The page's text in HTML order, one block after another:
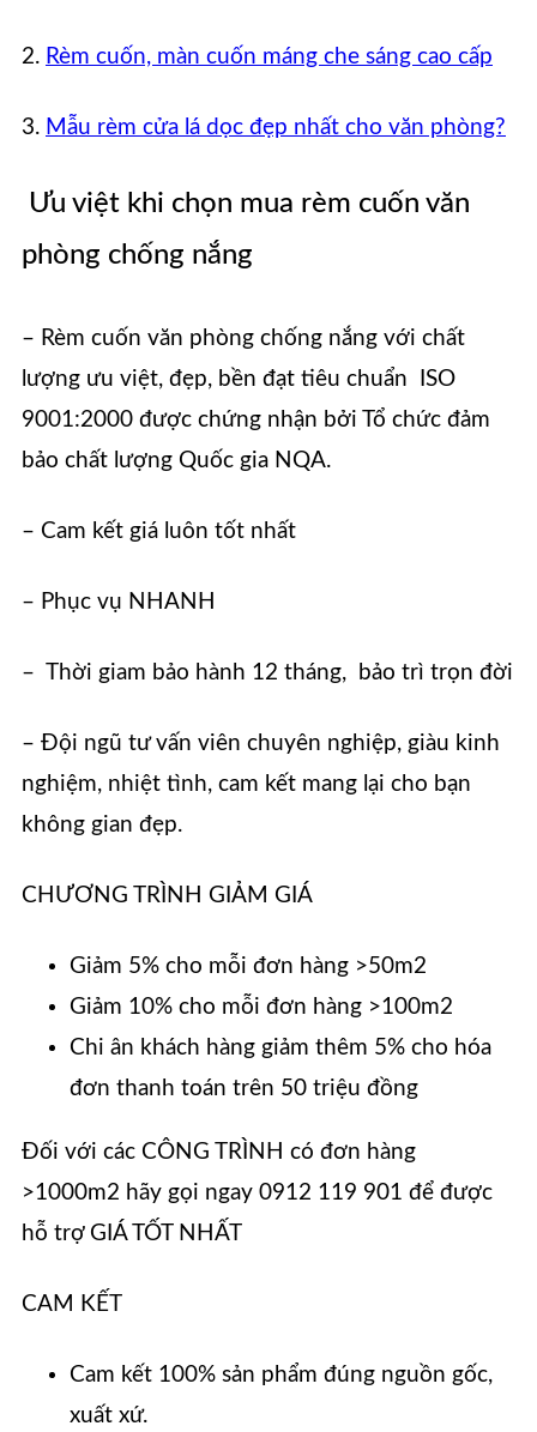
2. Rèm cuốn, màn cuốn máng che sáng cao cấp
3. Mẫu rèm cửa lá dọc đẹp nhất cho văn phòng?
Ưu việt khi chọn mua rèm cuốn văn
phòng chống nắng
– Rèm cuốn văn phòng chống nắng với chất
lượng ưu việt, đẹp, bền đạt tiêu chuẩn ISO
9001:2000 được chứng nhận bởi Tổ chức đảm
bảo chất lượng Quốc gia NQA.
– Cam kết giá luôn tốt nhất
– Phục vụ NHANH
– Thời giam bảo hành 12 tháng, bảo trì trọn đời
– Đội ngũ tư vấn viên chuyên nghiệp, giàu kinh
nghiệm, nhiệt tình, cam kết mang lại cho bạn
không gian đẹp.
CHƯƠNG TRÌNH GIẢM GIÁ
Giảm 5% cho mỗi đơn hàng >50m2
Giảm 10% cho mỗi đơn hàng >100m2
Chi ân khách hàng giảm thêm 5% cho hóa
đơn thanh toán trên 50 triệu đồng
Đối với các CÔNG TRÌNH có đơn hàng
>1000m2 hãy gọi ngay 0912 119 901 để được
hỗ trợ GIÁ TỐT NHẤT
CAM KẾT
Cam kết 100% sản phẩm đúng nguồn gốc,
xuất xứ.